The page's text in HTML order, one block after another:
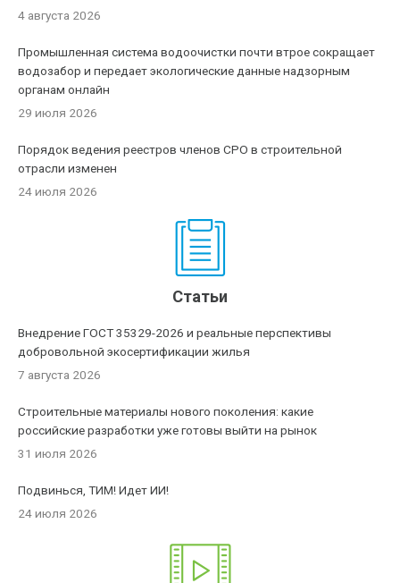
4 августа 2026
Промышленная система водоочистки почти втрое сокращает
водозабор и передает экологические данные надзорным
органам онлайн
29 июля 2026
Порядок ведения реестров членов СРО в строительной
отрасли изменен
24 июля 2026
Статьи
Внедрение ГОСТ 35329-2026 и реальные перспективы
добровольной экосертификации жилья
7 августа 2026
Строительные материалы нового поколения: какие
российские разработки уже готовы выйти на рынок
31 июля 2026
Подвинься, ТИМ! Идет ИИ!
24 июля 2026